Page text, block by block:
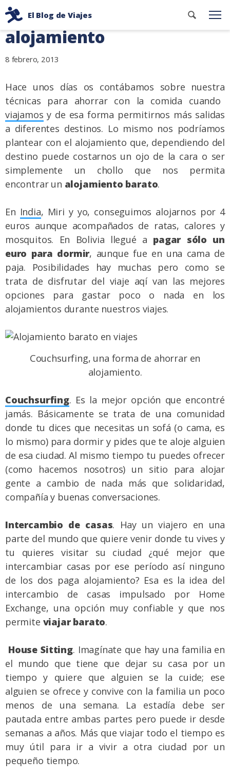
contenido
El Blog de Viajes
Consejos
de
viaje
dos
mochileros
Buscar
Ahorrar en viajes: el
alojamiento
8 febrero, 2013
Hace unos días os contábamos sobre nuestra
técnicas para ahorrar con la comida cuando
viajamos y de esa forma permitirnos más salidas
a diferentes destinos. Lo mismo nos podríamos
plantear con el alojamiento que, dependiendo del
destino puede costarnos un ojo de la cara o ser
simplemente un chollo que nos permita
encontrar un alojamiento barato.
En India, Miri y yo, conseguimos alojarnos por 4
euros aunque acompañados de ratas, calores y
mosquitos. En Bolivia llegué a pagar sólo un
euro para dormir, aunque fue en una cama de
paja. Posibilidades hay muchas pero como se
trata de disfrutar del viaje aqí van las mejores
opciones para gastar poco o nada en los
alojamientos durante nuestros viajes.
Couchsurfing, una forma de ahorrar en
alojamiento.
Couchsurfing. Es la mejor opción que encontré
jamás. Básicamente se trata de una comunidad
donde tu dices que necesitas un sofá (o cama, es
lo mismo) para dormir y pides que te aloje alguien
de esa ciudad. Al mismo tiempo tu puedes ofrecer
(como hacemos nosotros) un sitio para alojar
gente a cambio de nada más que solidaridad,
compañía y buenas conversaciones.
Intercambio de casas. Hay un viajero en una
parte del mundo que quiere venir donde tu vives y
tu quieres visitar su ciudad ¿qué mejor que
intercambiar casas por ese período así ninguno
de los dos paga alojamiento? Esa es la idea del
intercambio de casas impulsado por Home
Exchange, una opción muy confiable y que nos
permite viajar barato.
House Sitting. Imagínate que hay una familia en
el mundo que tiene que dejar su casa por un
tiempo y quiere que alguien se la cuide; ese
alguien se ofrece y convive con la familia un poco
menos de una semana. La estadía debe ser
pautada entre ambas partes pero puede ir desde
semanas a años. Más que viajar todo el tiempo es
muy útil para ir a vivir a otra ciudad por un
pequeño tiempo.